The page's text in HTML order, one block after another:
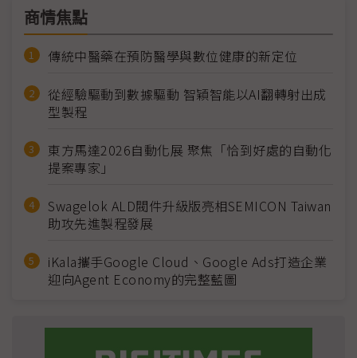
商情焦點
傳統中醫藥在預防醫學與數位健康的新定位
從經驗驅動到數據驅動 智穎智能以AI翻轉射出成
型製程
東方馬達2026自動化展 聚焦「恰到好處的自動化
提案專家」
Swagelok ALD閥件升級版亮相SEMICON Taiwan
助攻先進製程發展
iKala攜手Google Cloud、Google Ads打造企業
迎向Agent Economy的完整藍圖